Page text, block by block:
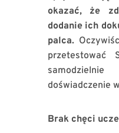
okazać, że
dodanie ich
palca.
przetestować
doświadczenie
Brak chęci